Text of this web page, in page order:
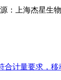
：上海杰星生
合计量要求，